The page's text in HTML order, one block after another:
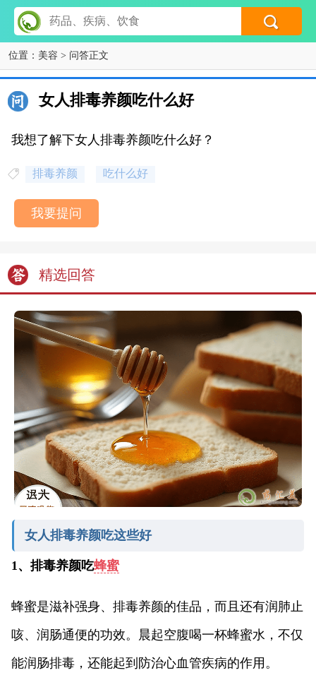
位置： 美容 > 问答正文
女人排毒养颜吃什么好
我想了解下女人排毒养颜吃什么好？
排毒养颜 吃什么好
我要提问
精选回答
女人排毒养颜吃这些好
1、排毒养颜吃蜂蜜
蜂蜜是滋补强身、排毒养颜的佳品，而且还有润肺止
咳、润肠通便的功效。晨起空腹喝一杯蜂蜜水，不仅
能润肠排毒，还能起到防治心血管疾病的作用。